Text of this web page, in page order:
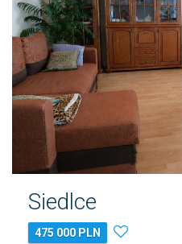
Siedlce
475 000 PLN